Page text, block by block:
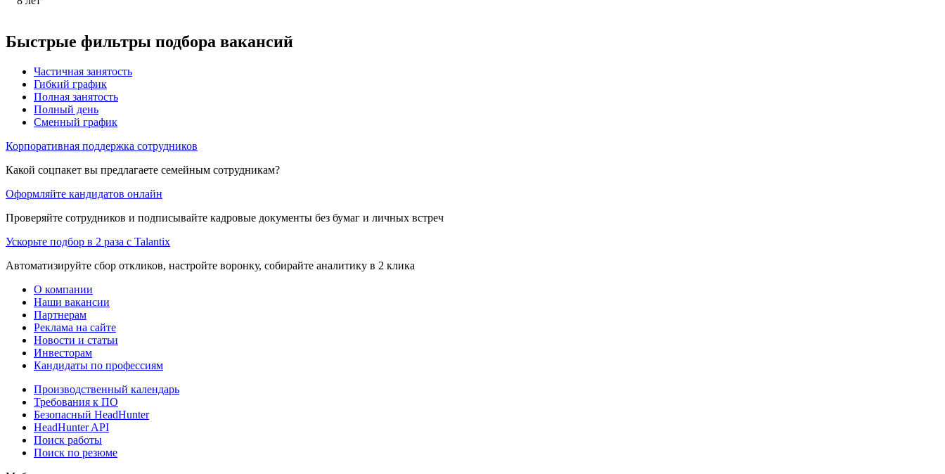
Быстрые фильтры подбора вакансий
Частичная занятость
Гибкий график
Полная занятость
Полный день
Сменный график
Корпоративная поддержка сотрудников
Какой соцпакет вы предлагаете семейным сотрудникам?
Оформляйте кандидатов онлайн
Проверяйте сотрудников и подписывайте кадровые документы без бумаг и личных встреч
Ускорьте подбор в 2 раза с Talantix
Автоматизируйте сбор откликов, настройте воронку, собирайте аналитику в 2 клика
О компании
Наши вакансии
Партнерам
Реклама на сайте
Новости и статьи
Инвесторам
Кандидаты по профессиям
Производственный календарь
Требования к ПО
Безопасный HeadHunter
HeadHunter API
Поиск работы
Поиск по резюме